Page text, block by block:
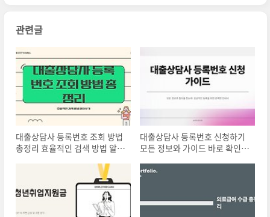
관련글
대출상담사 등록번호 조회 방법
총정리 효율적인 검색 방법 알아
대출상담사 등록번호 신청하기
모든 정보와 가이드 바로 확인하